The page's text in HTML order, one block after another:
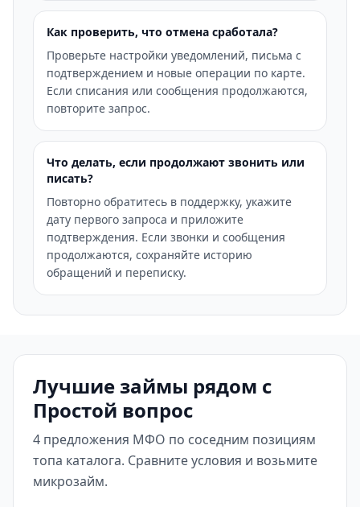
Как проверить, что отмена сработала?
Проверьте настройки уведомлений, письма с
подтверждением и новые операции по карте.
Если списания или сообщения продолжаются,
повторите запрос.
Что делать, если продолжают звонить или
писать?
Повторно обратитесь в поддержку, укажите
дату первого запроса и приложите
подтверждения. Если звонки и сообщения
продолжаются, сохраняйте историю
обращений и переписку.
Лучшие займы рядом с
Простой вопрос
4 предложения МФО по соседним позициям
топа каталога. Сравните условия и возьмите
микрозайм.